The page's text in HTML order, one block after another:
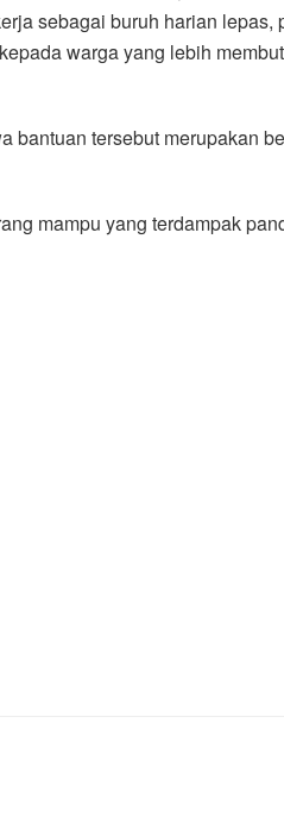
sebagai buruh harian lepas,
warga yang lebih
bantuan tersebut merupakan
mampu yang terdampak